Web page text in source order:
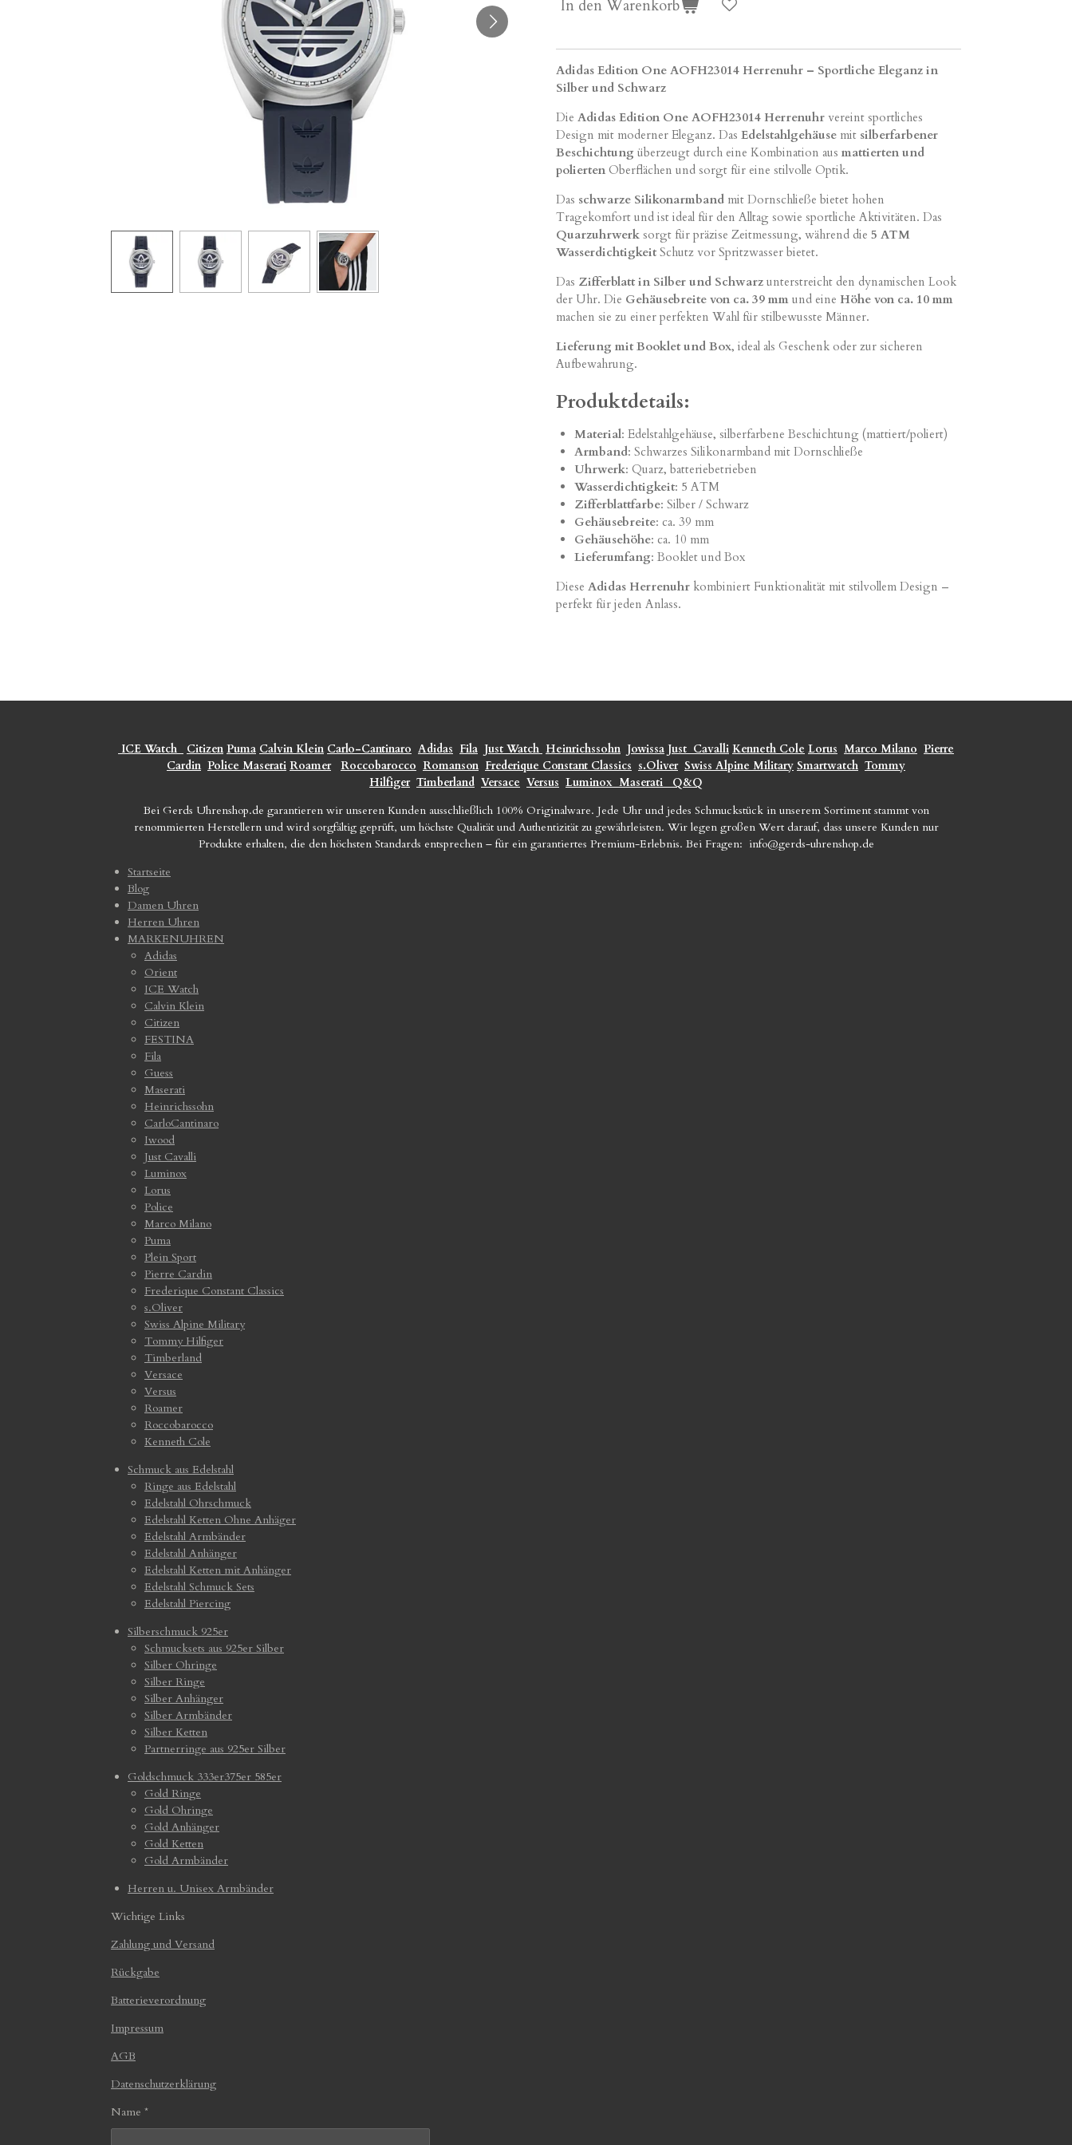
In den Warenkorb
Adidas Edition One AOFH23014 Herrenuhr – Sportliche Eleganz in
Silber und Schwarz
Die Adidas Edition One AOFH23014 Herrenuhr vereint sportliches
Design mit moderner Eleganz. Das Edelstahlgehäuse mit silberfarbener
Beschichtung überzeugt durch eine Kombination aus mattierten und
polierten Oberflächen und sorgt für eine stilvolle Optik.
Das schwarze Silikonarmband mit Dornschließe bietet hohen
Tragekomfort und ist ideal für den Alltag sowie sportliche Aktivitäten. Das
Quarzuhrwerk sorgt für präzise Zeitmessung, während die 5 ATM
Wasserdichtigkeit Schutz vor Spritzwasser bietet.
Das Zifferblatt in Silber und Schwarz unterstreicht den dynamischen Look
der Uhr. Die Gehäusebreite von ca. 39 mm und eine Höhe von ca. 10 mm
machen sie zu einer perfekten Wahl für stilbewusste Männer.
Lieferung mit Booklet und Box, ideal als Geschenk oder zur sicheren
Aufbewahrung.
Produktdetails:
Material: Edelstahlgehäuse, silberfarbene Beschichtung (mattiert/poliert)
Armband: Schwarzes Silikonarmband mit Dornschließe
Uhrwerk: Quarz, batteriebetrieben
Wasserdichtigkeit: 5 ATM
Zifferblattfarbe: Silber / Schwarz
Gehäusebreite: ca. 39 mm
Gehäusehöhe: ca. 10 mm
Lieferumfang: Booklet und Box
Diese Adidas Herrenuhr kombiniert Funktionalität mit stilvollem Design –
perfekt für jeden Anlass.
ICE Watch Citizen Puma Calvin Klein Carlo-Cantinaro Adidas Fila Just Watch Heinrichssohn Jowissa Just Cavalli Kenneth Cole Lorus Marco Milano Pierre
Cardin Police Maserati Roamer Roccobarocco Romanson Frederique Constant Classics s.Oliver Swiss Alpine Military Smartwatch Tommy
Hilfiger Timberland Versace Versus Luminox Maserati
Q&Q
Bei Gerds Uhrenshop.de garantieren wir unseren Kunden ausschließlich 100% Originalware. Jede Uhr und jedes Schmuckstück in unserem Sortiment stammt von
renommierten Herstellern und wird sorgfältig geprüft, um höchste Qualität und Authentizität zu gewährleisten. Wir legen großen Wert darauf, dass unsere Kunden nur
Produkte erhalten, die den höchsten Standards entsprechen – für ein garantiertes Premium-Erlebnis. Bei Fragen: info@gerds-uhrenshop.de
Startseite
Blog
Damen Uhren
Herren Uhren
MARKENUHREN
Adidas
Orient
ICE Watch
Calvin Klein
Citizen
FESTINA
Fila
Guess
Maserati
Heinrichssohn
CarloCantinaro
Iwood
Just Cavalli
Luminox
Lorus
Police
Marco Milano
Puma
Plein Sport
Pierre Cardin
Frederique Constant Classics
s.Oliver
Swiss Alpine Military
Tommy Hilfiger
Timberland
Versace
Versus
Roamer
Roccobarocco
Kenneth Cole
Schmuck aus Edelstahl
Ringe aus Edelstahl
Edelstahl Ohrschmuck
Edelstahl Ketten Ohne Anhäger
Edelstahl Armbänder
Edelstahl Anhänger
Edelstahl Ketten mit Anhänger
Edelstahl Schmuck Sets
Edelstahl Piercing
Silberschmuck 925er
Schmucksets aus 925er Silber
Silber Ohringe
Silber Ringe
Silber Anhänger
Silber Armbänder
Silber Ketten
Partnerringe aus 925er Silber
Goldschmuck 333er375er 585er
Gold Ringe
Gold Ohringe
Gold Anhänger
Gold Ketten
Gold Armbänder
Herren u. Unisex Armbänder
Wichtige Links
Zahlung und Versand
Rückgabe
Batterieverordnung
Impressum
AGB
Datenschutzerklärung
Name *